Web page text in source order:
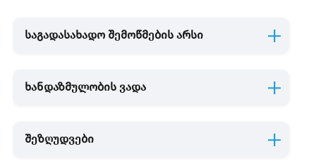
საგადასახადო სამართალდარღვევა
სავარაუდო დარიცხვა
საგადასახადო შემოწმების არსი
ხანდაზმულობის ვადა
შეზღუდვები